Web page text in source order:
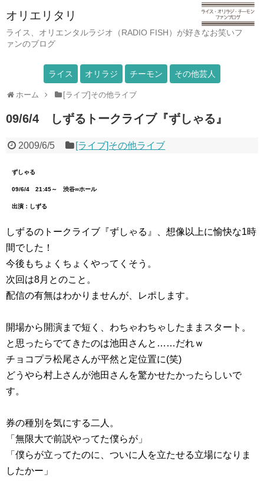
オリエリタリ
ライス、オリエンタルラジオ（RADIO FISH）が好きなお笑いフ
ァンのブログ
ライス オリラジ チーモン その他芸人
ホーム [ライブ]その他ライブ
09/6/4 しずるトークライブ『ずしゃる』
2009/6/5 [ライブ]その他ライブ
ずしゃる
09/6/4 21:45～ 渋谷∞ホール
出演：しずる
しずるのトークライブ『ずしゃる』、想像以上に愉快な1時
間でした！
今後もちょくちょくやってくそう。
次回は8月とのこと。
配信の有無はわかりませんが、レポします。
開場から開演まで短く、わちゃわちゃしたままスタート。
と思ったらでてきたのは池田さんと……だれｗ
チョコプラ松尾さんが平然と定位置に(笑)
どうやら村上さんが池田さんを驚かせたかったらしいで
す。
券の種別を気にする二人。
「無限大で前説やってた僕らが」
「僕らが立ってたのに、ついに人を立たせる立場になりま
したかー」